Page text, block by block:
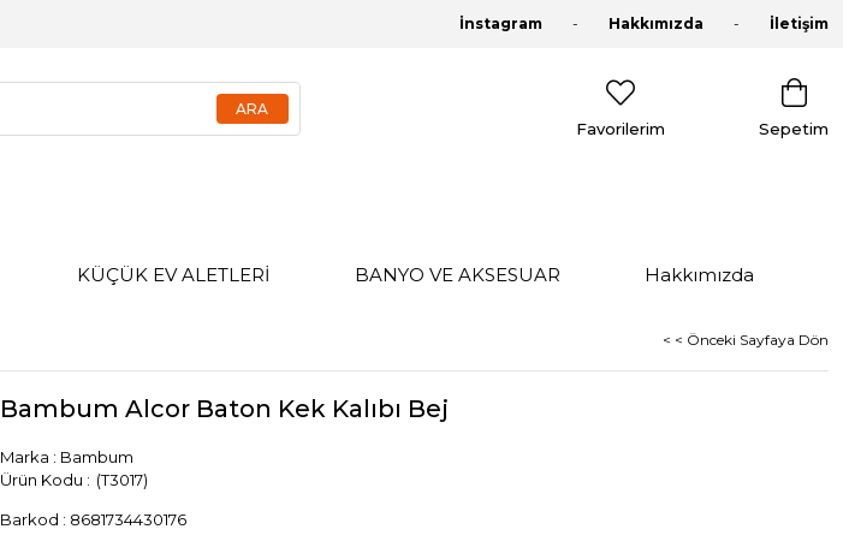
İnstagram Hakkımızda İletişim
Sepetim
Favorilerim
KÜÇÜK EV ALETLERİ BANYO VE AKSESUAR Hakkımızda
< < Önceki Sayfaya Dön
Bambum Alcor Baton Kek Kalıbı Bej
Marka : Bambum
(T3017)
Barkod : 8681734430176